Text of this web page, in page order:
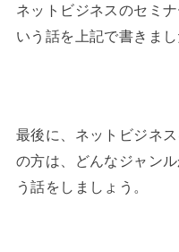
ネットビジネスのセミ
いう話を上記で書きまし
最後に、ネットビジネ
の方は、どんなジャン
う話をしましょう。